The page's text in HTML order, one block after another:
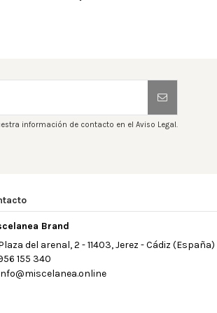
información de contacto en el Aviso Legal.
Brand
del arenal, 2 - 11403, Jerez - Cádiz (España)
155 340